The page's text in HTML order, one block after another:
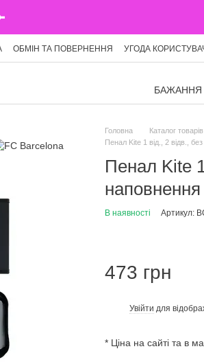
ОБМІН ТА ПОВЕРНЕННЯ УГОДА
БАЖАННЯ
Головна Каталог товарів
Пенал Kite 1 від., 2 відв.,
Пенал Kite
В наявності Артикул:
473 грн
Увійти для
* Ціна на сайті та в